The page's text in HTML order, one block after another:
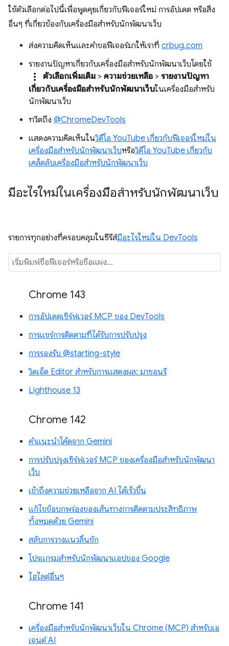
ใช้ตัวเลือกต่อไปนี้เพื่อพูดคุยเกี่ยวกับฟีเจอร์ใหม่ การอัปเดต หรือสิ่ง
อื่นๆ ที่เกี่ยวข้องกับเครื่องมือสำหรับนักพัฒนาเว็บ
ส่งความคิดเห็นและคำขอฟีเจอร์มาให้เราที่ crbug.com
รายงานปัญหาเกี่ยวกับเครื่องมือสำหรับนักพัฒนาเว็บโดยใช้
more_vert ตัวเลือกเพิ่มเติม > ความช่วยเหลือ > รายงานปัญหา
เกี่ยวกับเครื่องมือสำหรับนักพัฒนาเว็บในเครื่องมือสำหรับ
นักพัฒนาเว็บ
ทวีตถึง @ChromeDevTools
แสดงความคิดเห็นในวิดีโอ YouTube เกี่ยวกับฟีเจอร์ใหม่ใน
เครื่องมือสำหรับนักพัฒนาเว็บหรือวิดีโอ YouTube เกี่ยวกับ
เคล็ดลับเครื่องมือสำหรับนักพัฒนาเว็บ
มีอะไรใหม่ในเครื่องมือสำหรับนักพัฒนาเว็บ
รายการทุกอย่างที่ครอบคลุมในซีรีส์มีอะไรใหม่ใน DevTools
Chrome 143
การอัปเดตเซิร์ฟเวอร์ MCP ของ DevTools
การแชร์การติดตามที่ได้รับการปรับปรุง
การรองรับ @starting-style
วิดเจ็ต Editor สำหรับการแสดงผล: มาซอนรี
Lighthouse 13
Chrome 142
คำแนะนำโค้ดจาก Gemini
การปรับปรุงเซิร์ฟเวอร์ MCP ของเครื่องมือสำหรับนักพัฒนา
เว็บ
เข้าถึงความช่วยเหลือจาก AI ได้เร็วขึ้น
แก้ไขข้อบกพร่องของเส้นทางการติดตามประสิทธิภาพ
ทั้งหมดด้วย Gemini
สลับการวางแนวลิ้นชัก
โปรแกรมสำหรับนักพัฒนาแอปของ Google
ไฮไลต์อื่นๆ
Chrome 141
เครื่องมือสำหรับนักพัฒนาเว็บใน Chrome (MCP) สำหรับเอ
เจนต์ AI